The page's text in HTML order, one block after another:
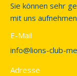
Sie können sehr
mit uns
E-Mail
info@lions-club-
Adresse